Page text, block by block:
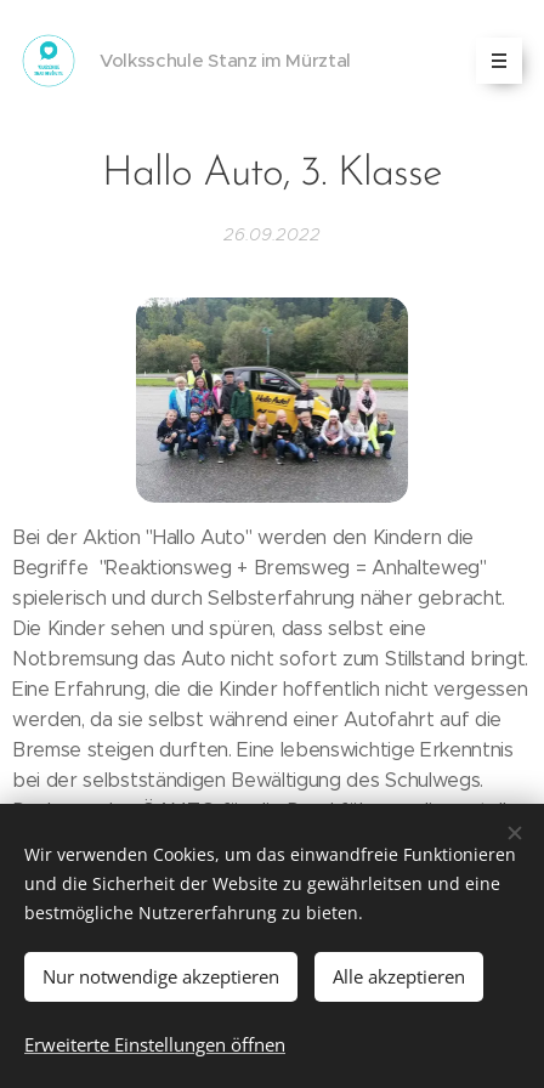
Volksschule Stanz im Mürztal
Hallo Auto, 3. Klasse
26.09.2022
Bei der Aktion "Hallo Auto" werden den Kindern die
Begriffe "Reaktionsweg + Bremsweg = Anhalteweg"
spielerisch und durch Selbsterfahrung näher gebracht.
Die Kinder sehen und spüren, dass selbst eine
Notbremsung das Auto nicht sofort zum Stillstand bringt.
Eine Erfahrung, die die Kinder hoffentlich nicht vergessen
werden, da sie selbst während einer Autofahrt auf die
Bremse steigen durften. Eine lebenswichtige Erkenntnis
bei der selbstständigen Bewältigung des Schulwegs.
Danke an den ÖAMTC, für die Durchführung dieses tollen
Kontakt/Impressum
Wir verwenden Cookies, um das einwandfreie Funktionieren
und die Sicherheit der Website zu gewährleitsen und eine
bestmögliche Nutzererfahrung zu bieten.
Nur notwendige akzeptieren Alle akzeptieren
Erweiterte Einstellungen öffnen